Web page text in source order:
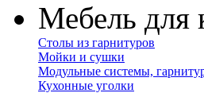
Мебель для
Столы из гарнитуров
Мойки и сушки
Модульные системы,
Кухонные уголки